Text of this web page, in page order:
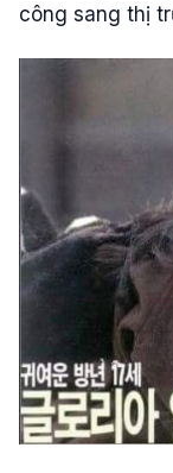
công sang thị